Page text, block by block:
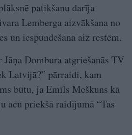
patikšanu darīja
Lemberga aizvākšana no
un iespundēšana aiz restēm.
Dombura atgriešanās TV
Latvijā?” pārraidi, kam
būtu, ja Emīls Meškuns kā
acu priekšā raidījumā “Tas